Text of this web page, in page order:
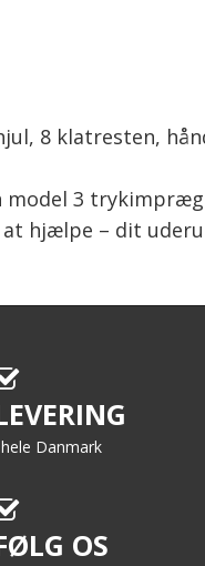
8 klatresten,
3
hjælpe – dit
Danmark
OS